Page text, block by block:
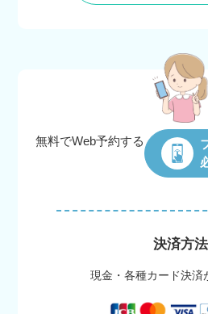
無料でWeb予約する
決済方法
現金・各種カード決済